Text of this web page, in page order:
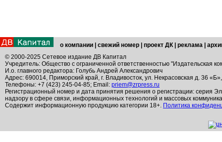
о компании свежий номер проект ДК реклама
© 2000-2025 Сетевое издание ДВ Капитал
Учредитель: Общество с ограниченной ответственностью "Издательская
И.о. главного редактора: Голубь Андрей Александрович
Адрес: 690014, Приморский край, г. Владивосток, ул. Некрасовская д. 36
Телефоны: +7 (423) 245-04-85; Email: priem@zrpress.ru
Регистрационный номер и дата принятия решения о регистрации: серия
надзору в сфере связи, информационных технологий и массовых
Содержит информационную продукцию категории 18+. Политика